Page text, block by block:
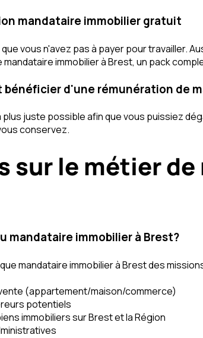
mandataire immobilier gratuit
vous n'avez pas à payer pour travailler.
immobilier à Brest, un pack
d'une rémunération de
juste possible afin que vous puissiez
conservez.
sur le métier
mandataire immobilier à Brest?
mandataire immobilier à Brest des
(appartement/maison/commerce)
potentiels
immobiliers sur Brest et la Région